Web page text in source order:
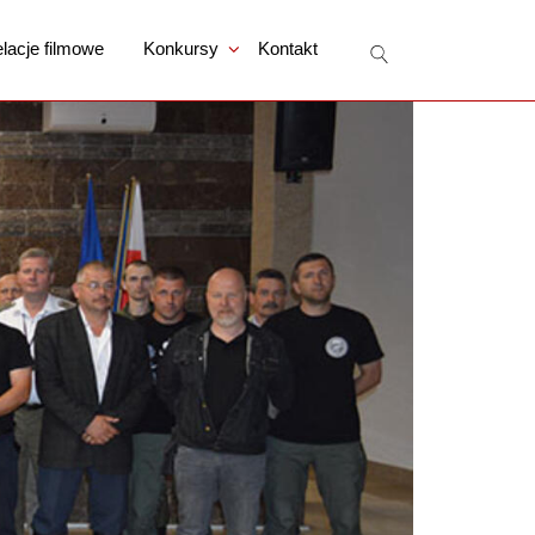
filmowe Konkursy Kontakt